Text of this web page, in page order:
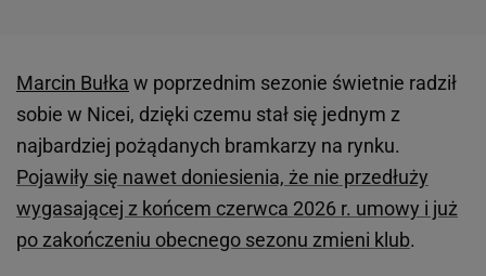
Marcin Bułka w poprzednim sezonie świetnie radził
sobie w Nicei, dzięki czemu stał się jednym z
najbardziej pożądanych bramkarzy na rynku.
Pojawiły się nawet doniesienia, że nie przedłuży
wygasającej z końcem czerwca 2026 r. umowy i już
po zakończeniu obecnego sezonu zmieni klub.